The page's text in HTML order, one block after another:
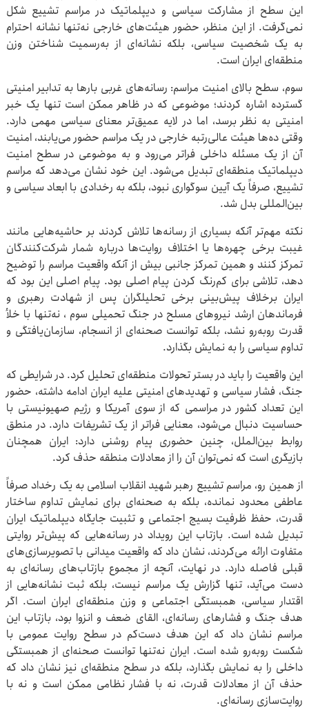
این سطح از مشارکت سیاسی و دیپلماتیک در مراسم تشییع شکل
نمی‌گرفت. از این منظر، حضور هیئت‌های خارجی نه‌تنها نشانه احترام
به یک شخصیت سیاسی، بلکه نشانه‌ای از به‌رسمیت شناختن وزن
منطقه‌ای ایران است.
سوم، سطح بالای امنیت مراسم: رسانه‌های غربی بارها به تدابیر امنیتی
گسترده اشاره کردند؛ موضوعی که در ظاهر ممکن است تنها یک خبر
امنیتی به نظر برسد، اما در لایه عمیق‌تر معنای سیاسی مهمی دارد.
وقتی ده‌ها هیئت عالی‌رتبه خارجی در یک مراسم حضور می‌یابند، امنیت
آن از یک مسئله داخلی فراتر می‌رود و به موضوعی در سطح امنیت
دیپلماتیک منطقه‌ای تبدیل می‌شود. این خود نشان می‌دهد که مراسم
تشییع، صرفاً یک آیین سوگواری نبود، بلکه به رخدادی با ابعاد سیاسی و
بین‌المللی بدل شد.
نکته مهم‌تر آنکه بسیاری از رسانه‌ها تلاش کردند بر حاشیه‌هایی مانند
غیبت برخی چهره‌ها یا اختلاف روایت‌ها درباره شمار شرکت‌کنندگان
تمرکز کنند و همین تمرکز جانبی بیش از آنکه واقعیت مراسم را توضیح
دهد، تلاشی برای کم‌رنگ کردن پیام اصلی بود. پیام اصلی این بود که
ایران برخلاف پیش‌بینی برخی تحلیلگران پس از شهادت رهبری و
فرماندهان ارشد نیروهای مسلح در جنگ تحمیلی سوم ، نه‌تنها با خلأ
قدرت روبه‌رو نشد، بلکه توانست صحنه‌ای از انسجام، سازمان‌یافتگی و
تداوم سیاسی را به نمایش بگذارد.
این واقعیت را باید در بستر تحولات منطقه‌ای تحلیل کرد. در شرایطی که
جنگ، فشار سیاسی و تهدیدهای امنیتی علیه ایران ادامه داشته، حضور
این تعداد کشور در مراسمی که از سوی آمریکا و رژیم صهیونیستی با
حساسیت دنبال می‌شود، معنایی فراتر از یک تشریفات دارد. در منطق
روابط بین‌الملل، چنین حضوری پیام روشنی دارد: ایران همچنان
بازیگری است که نمی‌توان آن را از معادلات منطقه حذف کرد.
از همین رو، مراسم تشییع رهبر شهید انقلاب اسلامی به یک رخداد صرفاً
عاطفی محدود نمانده، بلکه به صحنه‌ای برای نمایش تداوم ساختار
قدرت، حفظ ظرفیت بسیج اجتماعی و تثبیت جایگاه دیپلماتیک ایران
تبدیل شده است. بازتاب این رویداد در رسانه‌هایی که پیش‌تر روایتی
متفاوت ارائه می‌کردند، نشان داد که واقعیت میدانی با تصویرسازی‌های
قبلی فاصله دارد. در نهایت، آنچه از مجموع بازتاب‌های رسانه‌ای به
دست می‌آید، تنها گزارش یک مراسم نیست، بلکه ثبت نشانه‌هایی از
اقتدار سیاسی، همبستگی اجتماعی و وزن منطقه‌ای ایران است. اگر
هدف جنگ و فشارهای رسانه‌ای، القای ضعف و انزوا بود، بازتاب این
مراسم نشان داد که این هدف دست‌کم در سطح روایت عمومی با
شکست روبه‌رو شده است. ایران نه‌تنها توانست صحنه‌ای از همبستگی
داخلی را به نمایش بگذارد، بلکه در سطح منطقه‌ای نیز نشان داد که
حذف آن از معادلات قدرت، نه با فشار نظامی ممکن است و نه با
روایت‌سازی رسانه‌ای.